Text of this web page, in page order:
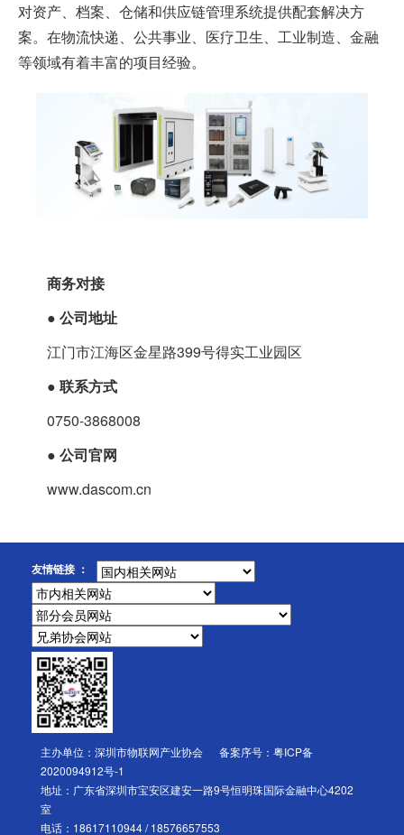
对资产、档案、仓储和供应链管理系统提供配套解决方
案。在物流快递、公共事业、医疗卫生、工业制造、金融
等领域有着丰富的项目经验。
商务对接
● 公司地址
江门市江海区金星路399号得实工业园区
● 联系方式
0750-3868008
● 公司官网
www.dascom.cn
友情链接 ：
主办单位：深圳市物联网产业协会 备案序号： 粤ICP备
2020094912号-1
地址：广东省深圳市宝安区建安一路9号恒明珠国际金融中心4202
室
电话：18617110944 / 18576657553